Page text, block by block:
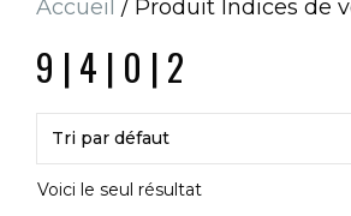
Accueil / Produit Indices de
9 | 4 | 0 | 2
Voici le seul résultat